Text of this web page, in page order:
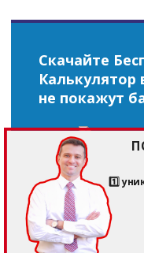
Скачайте
Калькулятор
не покажут
Топ 2
1️⃣